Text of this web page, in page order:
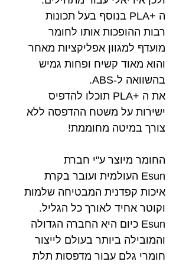
ה +PLA בנוסף בעל תכונות
רבות ההופכות אותו לחומר
מועדף למגוון אפליקציות מאחר
והוא מאוד קשיח ופחות גמיש
בהשוואה ל-ABS.
את ה +PLA תוכלו להדפיס
ישירות על משטח ההדפסה ללא
צורך במיטה מחוממת!
החומר מיוצר ע"י חברת
Esun העולמית ועובר בקרת
איכות קפדנית המבטיחה שלמות
וקוטר אחיד לאורך כל הגליל.
Esun כיום היא החברה הגדולה
והמובילה ביותר בעולם לייצור
חומרי גלם עבור מדפסות תלת